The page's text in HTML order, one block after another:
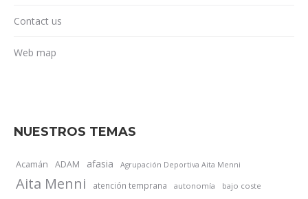
Contact us
Web map
NUESTROS TEMAS
Acamán ADAM afasia Agrupación Deportiva Aita Menni
Aita Menni atención temprana autonomía bajo coste